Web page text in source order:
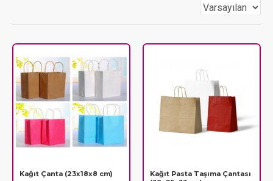
çeşitlerini burada bulabilirsiniz.
Kağıt Çanta (23x18x8 cm)
Kağıt Pasta Taşıma Çantası